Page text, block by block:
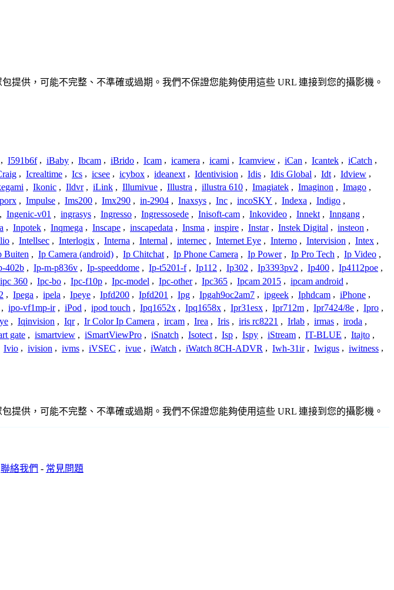
提供，可能不完整、不準確或過期。我們不保證您能夠使用這些 URL 連接到您的攝影機。
, I591b6f , iBaby , Ibcam , iBrido , Icam , icamera , icami , Icamview , iCan , Icantek , iCatch ,
, Icrealtime , Ics , icsee , icybox , ideanext , Identivision , Idis , Idis Global , Idt , Idview ,
, Ikonic , Ildvr , iLink , Illumivue , Illustra , illustra 610 , Imagiatek , Imaginon , Imago ,
, Impulse , Ims200 , Imx290 , in-2904 , Inaxsys , Inc , incoSKY , Indexa , Indigo ,
, Ingenic-v01 , ingrasys , Ingresso , Ingressosede , Inisoft-cam , Inkovideo , Innekt , Inngang ,
, Inpotek , Inqmega , Inscape , inscapedata , Insma , inspire , Instar , Instek Digital , insteon ,
, Intellsec , Interlogix , Interna , Internal , internec , Internet Eye , Interno , Intervision , Intex ,
Buiten , Ip Camera (android) , Ip Chitchat , Ip Phone Camera , Ip Power , Ip Pro Tech , Ip Video ,
402b , Ip-m-p836v , Ip-speeddome , Ip-t5201-f , Ip112 , Ip302 , Ip3393pv2 , Ip400 , Ip4112poe ,
ipc 360 , Ipc-bo , Ipc-f10p , Ipc-model , Ipc-other , Ipc365 , Ipcam 2015 , ipcam android ,
, Ipega , ipela , Ipeye , Ipfd200 , Ipfd201 , Ipg , Ipgah9oc2am7 , ipgeek , Iphdcam , iPhone ,
, ipo-vf1mp-ir , iPod , ipod touch , Ipq1652x , Ipq1658x , Ipr31esx , Ipr712m , Ipr7424/8e , Ipro ,
, Iqinvision , Iqr , Ir Color Ip Camera , ircam , Irea , Iris , iris rc8221 , Irlab , irmas , iroda ,
gate , ismartview , iSmartViewPro , iSnatch , Isotect , Isp , Ispy , iStream , IT-BLUE , Itajto ,
Ivio , ivision , ivms , iVSEC , ivue , iWatch , iWatch 8CH-ADVR , Iwh-31ir , Iwigus , iwitness ,
提供，可能不完整、不準確或過期。我們不保證您能夠使用這些 URL 連接到您的攝影機。
聯絡我們 - 常見問題